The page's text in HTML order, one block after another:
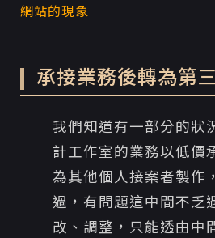
網站的現象
承接業務後轉為第
我們知道有一部分的狀
計工作室的業務以低價
為其他個人接案者製作
過，有問題這中間不乏
改、調整，只能透由中